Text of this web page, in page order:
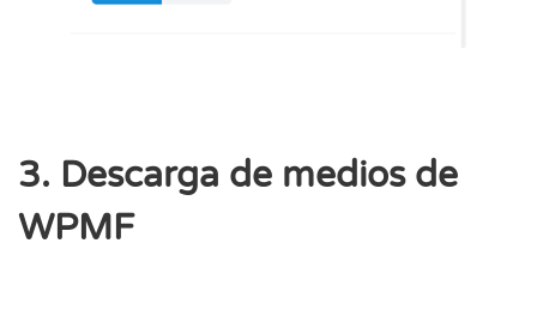
3. Descarga de medios de
WPMF